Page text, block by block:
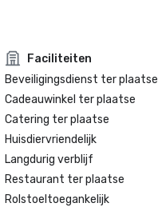
Faciliteiten
Beveiligingsdienst ter plaatse
Cadeauwinkel ter plaatse
Catering ter plaatse
Huisdiervriendelijk
Langdurig verblijf
Restaurant ter plaatse
Rolstoeltoegankelijk